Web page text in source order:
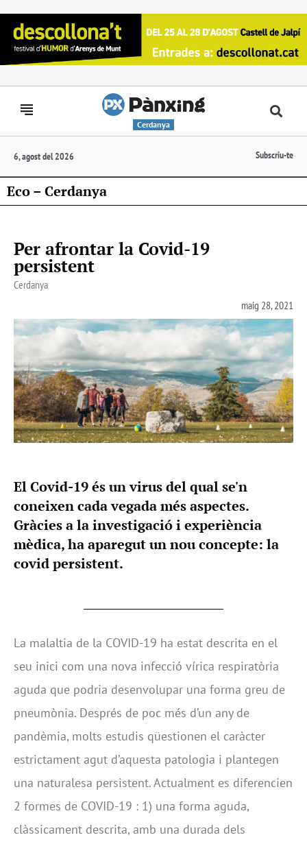
Cerdanya
6, agost del 2026 Subscriu-te
Eco – Cerdanya
Per afrontar la Covid-19
persistent
Cerdanya
maig 28, 2021
El Covid-19 és un virus del qual se'n
coneixen cada vegada més aspectes.
Gràcies a la investigació i experiència
mèdica, ha aparegut un nou concepte: la
covid persistent.
La malaltia de la COVID-19 ha estat descrita en el
seu inici com una nova infecció vírica respiratòria
aguda que podria desenvolupar una forma greu de
pneumònia. Després de poc més d’un any de
pandèmia, molts estudis qüestionen el caràcter
estrictament agut d’aquesta patologia i plantegen
una naturalesa persistent. Actualment es diferencien
2 formes de COVID-19 : 1) una forma aguda,
clàssicament descrita, amb una durada dels